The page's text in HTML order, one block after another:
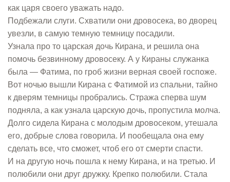
как царя своего уважать надо.
Подбежали слуги. Схватили они дровосека, во дворец
увезли, в самую темную темницу посадили.
Узнала про то царская дочь Кирана, и решила она
помочь безвинному дровосеку. А у Кираны служанка
была — Фатима, по гроб жизни верная своей госпоже.
Вот ночью вышли Кирана с Фатимой из спальни, тайно
к дверям темницы пробрались. Стража сперва шум
подняла, а как узнала царскую дочь, пропустила молча.
Долго сидела Кирана с молодым дровосеком, утешала
его, добрые слова говорила. И пообещала она ему
сделать все, что сможет, чтоб его от смерти спасти.
И на другую ночь пошла к нему Кирана, и на третью. И
полюбили они друг дружку. Крепко полюбили. Стала